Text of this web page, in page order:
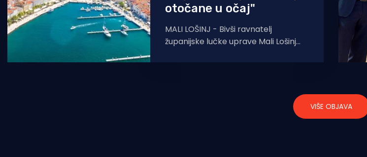
otočane u očaj"
MALI LOŠINJ - Bivši ravnatelj
županijske lučke uprave Mali Lošinj
svog sadašnjeg kolegu Marija
VIŠE OBJAVA